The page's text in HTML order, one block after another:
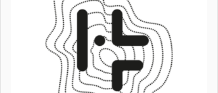
du
01/04
–
La
crise
dans
musique